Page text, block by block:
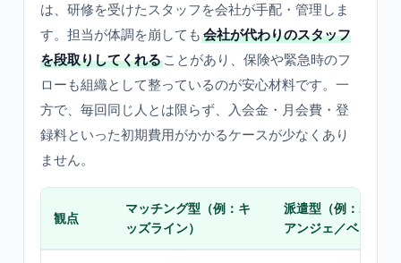
は、研修を受けたスタッフを会社が手配・管理しま
す。担当が体調を崩しても 会社が代わりのスタッフ
を段取りしてくれる ことがあり、保険や緊急時のフ
ローも組織として整っているのが安心材料です。一
方で、毎回同じ人とは限らず、入会金・月会費・登
録料といった初期費用がかかるケースが少なくあり
ません。
観点
マッチング型（例：キ
ッズライン）
派遣型（例：ポピン
アンジェ／ベアーズ